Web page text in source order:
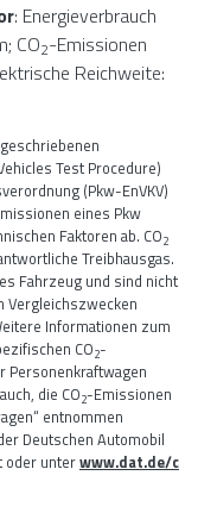
: Energieverbrauch
CO2-Emissionen
Reichweite:
Test Procedure)
(Pkw-EnVKV)
eines Pkw
Faktoren ab. CO2
Treibhausgas.
Fahrzeug und sind nicht
Vergleichszwecken
Informationen zum
CO2-
Personenkraftwagen
die CO2-Emissionen
entnommen
Deutschen Automobil
oder unterwww.dat.de/c